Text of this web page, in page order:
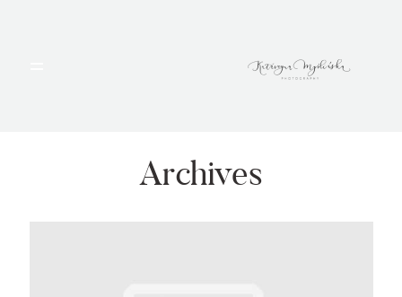
Archives
PORTFOLIO